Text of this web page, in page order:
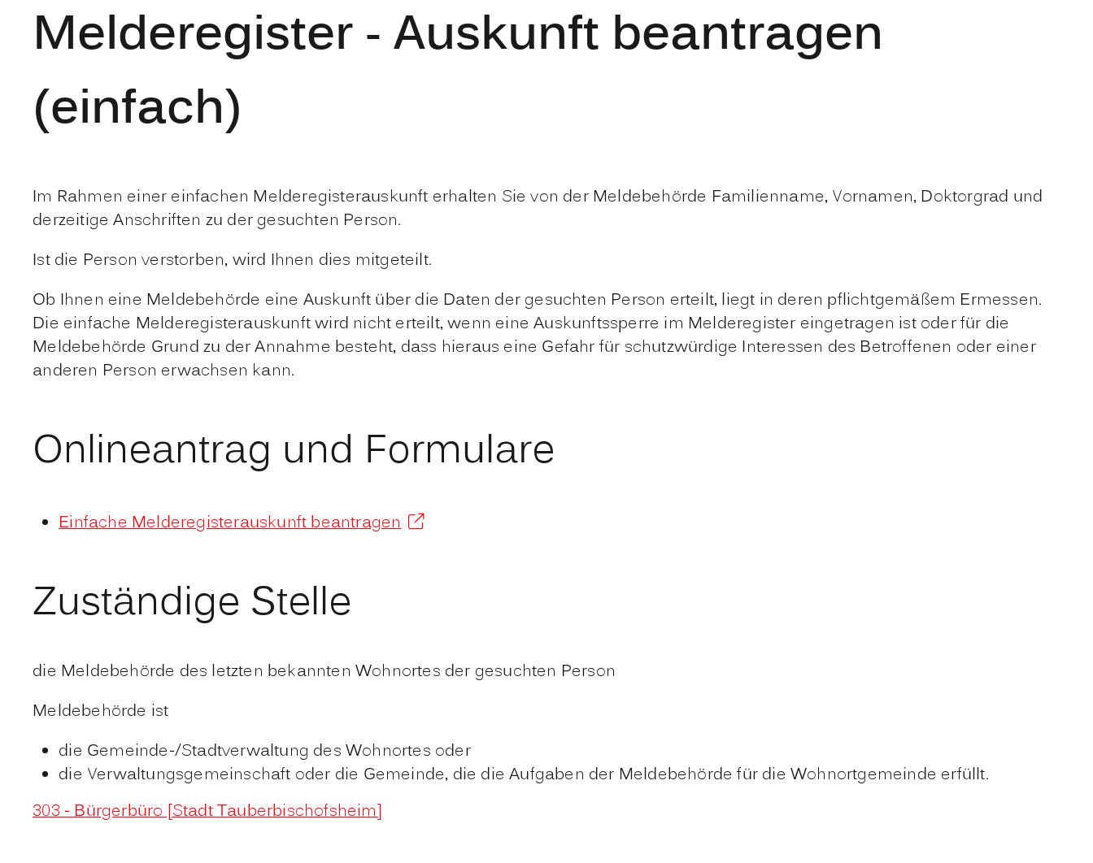
Melderegister - Auskunft beantragen
(einfach)
Im Rahmen einer einfachen Melderegisterauskunft erhalten Sie von der Meldebehörde Familienname, Vornamen, Doktorgrad und
derzeitige Anschriften zu der gesuchten Person.
Ist die Person verstorben, wird Ihnen dies mitgeteilt.
Ob Ihnen eine Meldebehörde eine Auskunft über die Daten der gesuchten Person erteilt, liegt in deren pflichtgemäßem Ermessen.
Die einfache Melderegisterauskunft wird nicht erteilt, wenn eine Auskunftssperre im Melderegister eingetragen ist oder für die
Meldebehörde Grund zu der Annahme besteht, dass hieraus eine Gefahr für schutzwürdige Interessen des Betroffenen oder einer
anderen Person erwachsen kann.
Onlineantrag und Formulare
Einfache Melderegisterauskunft beantragen
Zuständige Stelle
die Meldebehörde des letzten bekannten Wohnortes der gesuchten Person
Meldebehörde ist
die Gemeinde-/Stadtverwaltung des Wohnortes oder
die Verwaltungsgemeinschaft oder die Gemeinde, die die Aufgaben der Meldebehörde für die Wohnortgemeinde erfüllt.
303 - Bürgerbüro [Stadt Tauberbischofsheim]